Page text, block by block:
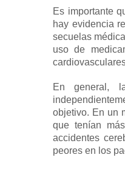
Es importante
hay evidencia
secuelas
uso de
En general,
objetivo. En un
que tenían
accidentes
peores en los